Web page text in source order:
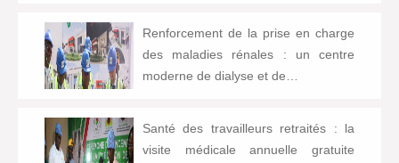
Renforcement de la prise en charge
des maladies rénales : un centre
moderne de dialyse et de…
Santé des travailleurs retraités : la
visite médicale annuelle gratuite